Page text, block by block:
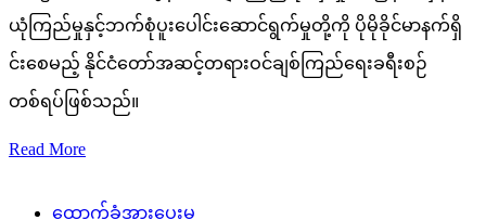
ယုံကြည်မှုနှင့်ဘက်စုံပူးပေါင်းဆောင်ရွက်မှုတို့ကို ပိုမိုခိုင်မာနက်ရှိ
င်းစေမည့် နိုင်ငံတော်အဆင့်တရားဝင်ချစ်ကြည်ရေးခရီးစဉ်
တစ်ရပ်ဖြစ်သည်။
Read More
ထောက်ခံအားပေးမှု